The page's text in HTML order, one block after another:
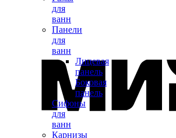
для
ванн
Панели
для
ванн
Лицевая
панель
Боковая
панель
Сифоны
для
ванн
Карнизы